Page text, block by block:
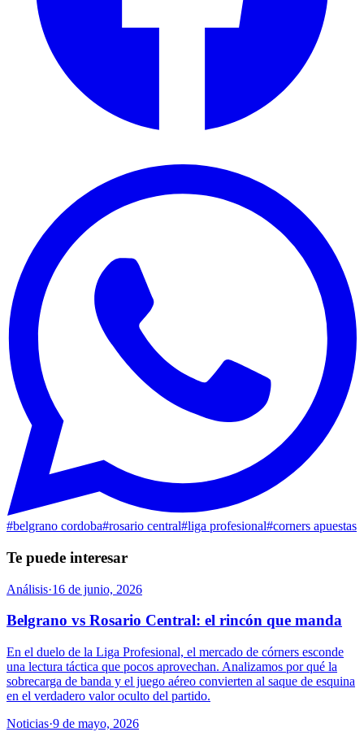
#belgrano cordoba#rosario central#liga profesional#corners apuestas
Te puede interesar
Análisis·16 de junio, 2026
Belgrano vs Rosario Central: el rincón que manda
En el duelo de la Liga Profesional, el mercado de córners esconde
una lectura táctica que pocos aprovechan. Analizamos por qué la
sobrecarga de banda y el juego aéreo convierten al saque de esquina
en el verdadero valor oculto del partido.
Noticias·9 de mayo, 2026